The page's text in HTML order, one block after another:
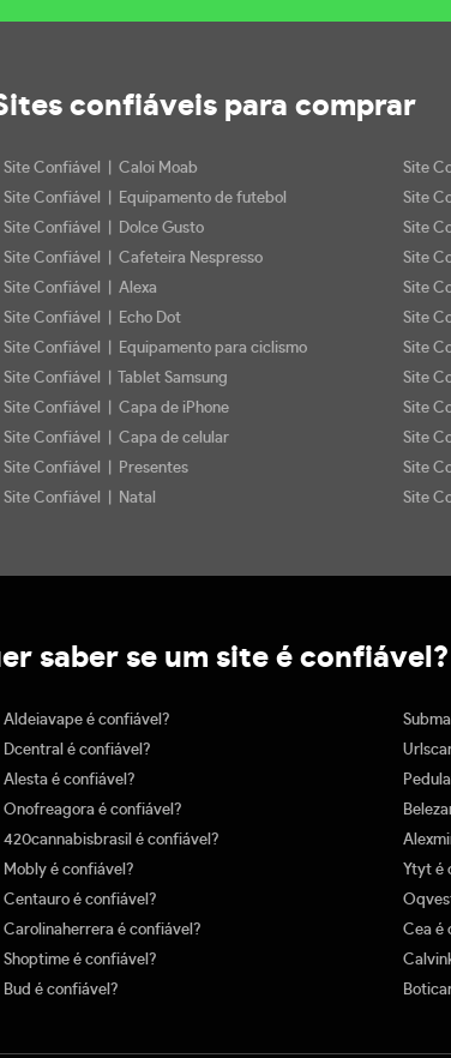
confiáveis para comprar
Site Confiável | Caloi Moab
Site Confiável | Equipamento de futebol
Site Confiável | Dolce Gusto
Site Confiável | Cafeteira Nespresso
Site Confiável | Alexa
Site Confiável | Echo Dot
Site Confiável | Equipamento para ciclismo
Site Confiável | Tablet Samsung
Site Confiável | Capa de iPhone
Site Confiável | Capa de celular
Site Confiável | Presentes
Site Confiável | Natal
Site
Site
Site
Site
Site
Site
Site
Site
Site
Site
Site
Site
saber se um site é confiável?
Aldeiavape é confiável?
Dcentral é confiável?
Alesta é confiável?
Onofreagora é confiável?
420cannabisbrasil é confiável?
Mobly é confiável?
Centauro é confiável?
Carolinaherrera é confiável?
Shoptime é confiável?
Bud é confiável?
Ytyt é
Cea é